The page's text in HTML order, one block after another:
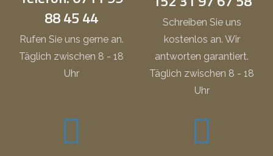
88 45 44
Rufen Sie uns gerne an.
Täglich zwischen 8 - 18
Uhr
Schreiben Sie uns
kostenlos an. Wir
antworten garantiert.
Täglich zwischen 8 - 18
Uhr